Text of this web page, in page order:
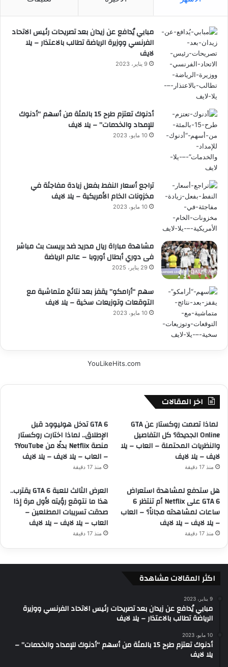
مبابي يُدافع عن زيدان بعد تصريحات رئيس الاتحاد
الفرنسي ووزيرة الرياضة تطالب بالاعتذار – يلا
لايف
9 يناير، 2023
أدنوك تعتزم طرح 15 بالمئة من أسهم “أدنوك
للإمداد والخدمات” – يلا لايف
10 مايو، 2023
تراجع أسعار النفط بفعل زيادة مفاجئة في
مخزونات الخام الأمريكية – يلا لايف
10 مايو، 2023
مشاهدة مباراة ريال مدريد ضد بريست بث مباشر
فى دوري أبطال أوروبا – عالم الرياضة
29 يناير، 2025
سهم “أرامكو” يقفز بعد نتائج متماشية مع
التوقعات وتوزيعات سخية – يلا لايف
10 مايو، 2023
YouLikeHits.com
اخر المقالات
لماذا تصمت روكستار عن GTA
Online الجديدة؟ كل التفاصيل
والنظريات المحتملة – العاب – يلا
لايف – يلا لايف
منذ 17 دقيقة
GTA 6 تدخل هوليوود قبل
الإطلاق.. لماذا اختارت روكستار
منصة Netflix بدلًا من YouTube؟
– العاب – يلا لايف – يلا لايف
منذ 17 دقيقة
هل ستدفع لمشاهدة استعراض
GTA 6 على Netflix أم تنتظر 6
ساعات لمشاهدته مجاناً؟ – العاب
– يلا لايف – يلا لايف
منذ 17 دقيقة
العرض الثالث للعبة GTA 6 يقترب..
هذا ما نتوقع رؤيته لأول مرة إذا
صدقت تسريبات المطلعين –
العاب – يلا لايف – يلا لايف
منذ 17 دقيقة
اكثر المقالات مشاهدة
9 يناير، 2023
مبابي يُدافع عن زيدان بعد تصريحات رئيس الاتحاد الفرنسي ووزيرة
الرياضة تطالب بالاعتذار – يلا لايف
10 مايو، 2023
أدنوك تعتزم طرح 15 بالمئة من أسهم “أدنوك للإمداد والخدمات” –
يلا لايف